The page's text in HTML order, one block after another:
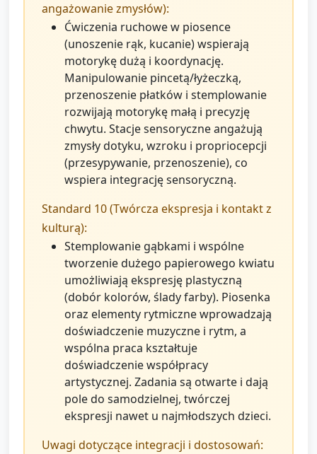
angażowanie zmysłów):
Ćwiczenia ruchowe w piosence
(unoszenie rąk, kucanie) wspierają
motorykę dużą i koordynację.
Manipulowanie pincetą/łyżeczką,
przenoszenie płatków i stemplowanie
rozwijają motorykę małą i precyzję
chwytu. Stacje sensoryczne angażują
zmysły dotyku, wzroku i propriocepcji
(przesypywanie, przenoszenie), co
wspiera integrację sensoryczną.
Standard 10 (Twórcza ekspresja i kontakt z
kulturą):
Stemplowanie gąbkami i wspólne
tworzenie dużego papierowego kwiatu
umożliwiają ekspresję plastyczną
(dobór kolorów, ślady farby). Piosenka
oraz elementy rytmiczne wprowadzają
doświadczenie muzyczne i rytm, a
wspólna praca kształtuje
doświadczenie współpracy
artystycznej. Zadania są otwarte i dają
pole do samodzielnej, twórczej
ekspresji nawet u najmłodszych dzieci.
Uwagi dotyczące integracji i dostosowań: